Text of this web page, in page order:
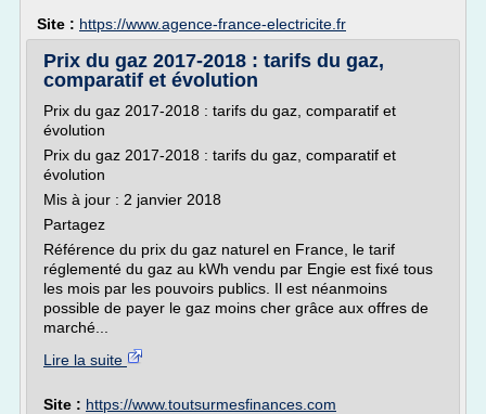
Site : https://www.agence-france-electricite.fr
Prix du gaz 2017-2018 : tarifs du gaz,
comparatif et évolution
Prix du gaz 2017-2018 : tarifs du gaz, comparatif et
évolution
Prix du gaz 2017-2018 : tarifs du gaz, comparatif et
évolution
Mis à jour : 2 janvier 2018
Partagez
Référence du prix du gaz naturel en France, le tarif
réglementé du gaz au kWh vendu par Engie est fixé tous
les mois par les pouvoirs publics. Il est néanmoins
possible de payer le gaz moins cher grâce aux offres de
marché...
Lire la suite
Site : https://www.toutsurmesfinances.com